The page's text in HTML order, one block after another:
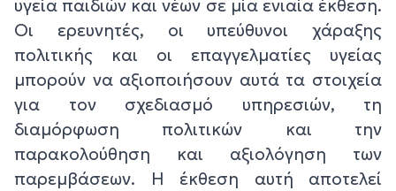
υγεία παιδιών και νέων σε μία ενιαία έκθεση.
Οι ερευνητές, οι υπεύθυνοι χάραξης
πολιτικής και οι επαγγελματίες υγείας
μπορούν να αξιοποιήσουν αυτά τα στοιχεία
για τον σχεδιασμό υπηρεσιών, τη
διαμόρφωση πολιτικών και την
παρακολούθηση και αξιολόγηση των
παρεμβάσεων. Η έκθεση αυτή αποτελεί